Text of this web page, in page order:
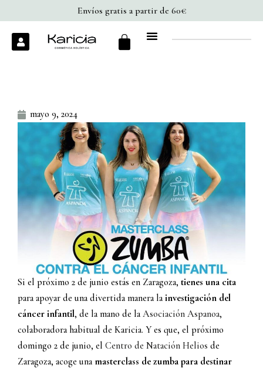
al
contenido
Envíos gratis a partir de 60€
U
s
e
Cart
mayo 9, 2024
Si el próximo 2 de junio estás en Zaragoza, tienes una cita
para apoyar de una divertida manera lainvestigación del
cáncer infantil, de la mano de laAsociación Aspanoa,
colaboradora habitual de Karicia. Y es que, el próximo
domingo 2 de junio, el Centro de Natación Helios de
Zaragoza, acoge unamasterclass de zumba para destinar